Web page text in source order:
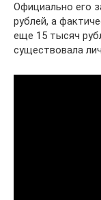
Официально его
рублей, а
еще 15 тысяч
существовала